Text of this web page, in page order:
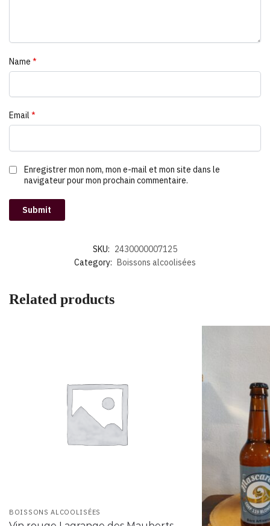
Name *
Email *
Enregistrer mon nom, mon e-mail et mon site dans le
navigateur pour mon prochain commentaire.
SKU: 2430000007125
Category: Boissons alcoolisées
Related products
BOISSONS ALCOOLISÉES